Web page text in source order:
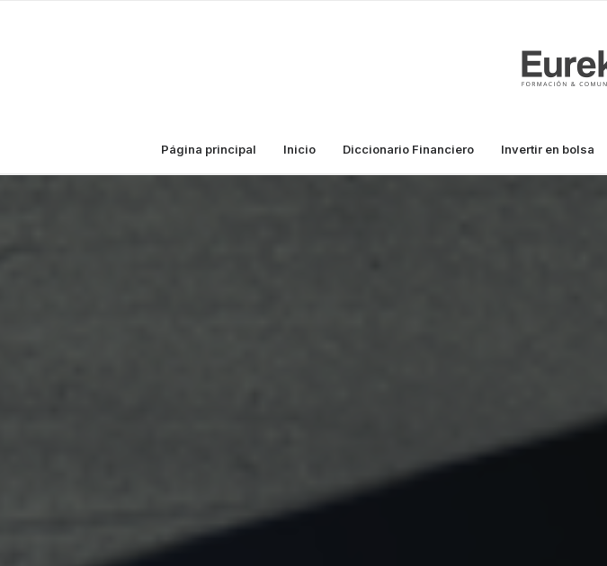
Página principal Inicio Diccionario Financiero Invertir en bolsa